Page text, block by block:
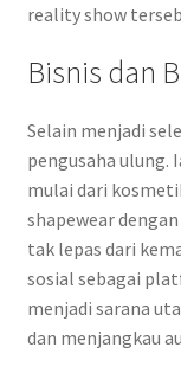
reality show
Bisnis dan
Selain menjadi
pengusaha ulung.
mulai dari
shapewear
tak lepas dari
sosial sebagai
menjadi sarana
dan menjangkau